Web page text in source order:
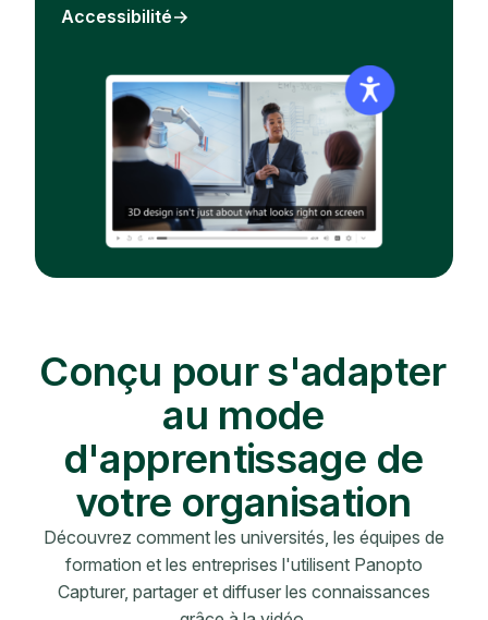
Accessibilité
Conçu pour s'adapter
au mode
d'apprentissage de
votre organisation
Découvrez comment les universités, les équipes de
formation et les entreprises l'utilisent Panopto
Capturer, partager et diffuser les connaissances